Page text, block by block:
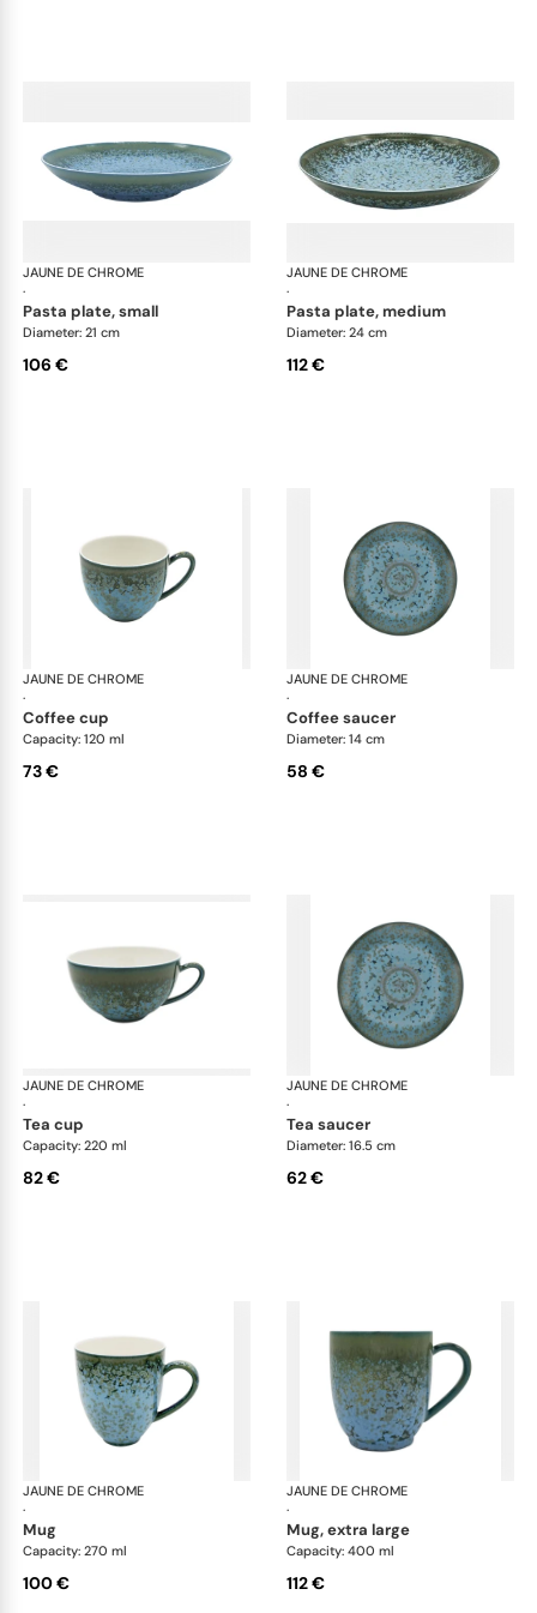
JAUNE DE CHROME
·
Nymphéa
pasta plate, small
Diameter: 21 cm
106 €
JAUNE DE CHROME
·
pasta plate, medium
Diameter: 24 cm
112 €
JAUNE DE CHROME
·
Nymphéa
coffee cup
Capacity: 120 ml
73 €
JAUNE DE CHROME
·
coffee saucer
Diameter: 14 cm
58 €
JAUNE DE CHROME
·
Nymphéa
tea cup
Capacity: 220 ml
82 €
JAUNE DE CHROME
·
tea saucer
Diameter: 16.5 cm
62 €
JAUNE DE CHROME
·
Nymphéa
mug
Capacity: 270 ml
100 €
JAUNE DE CHROME
·
mug, extra large
Capacity: 400 ml
112 €